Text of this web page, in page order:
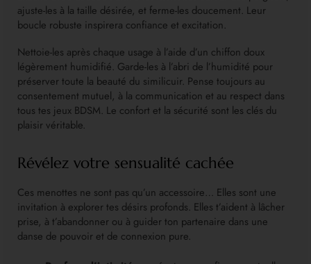
ajuste-les à la taille désirée, et ferme-les doucement. Leur
boucle robuste inspirera confiance et excitation.
Nettoie-les après chaque usage à l’aide d’un chiffon doux
légèrement humidifié. Garde-les à l’abri de l’humidité pour
préserver toute la beauté du similicuir. Pense toujours au
consentement mutuel, à la communication et au respect dans
tous tes jeux BDSM. Le confort et la sécurité sont les clés du
plaisir véritable.
Révélez votre sensualité cachée
Ces menottes ne sont pas qu’un accessoire… Elles sont une
invitation à explorer tes désirs profonds. Elles t’aident à lâcher
prise, à t’abandonner ou à guider ton partenaire dans une
danse de pouvoir et de connexion pure.